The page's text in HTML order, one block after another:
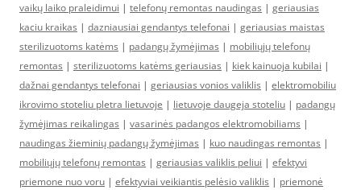
vaikų laiko praleidimui | telefonų remontas naudingas | geriausias
kaciu kraikas | dazniausiai gendantys telefonai | geriausias maistas
sterilizuotoms katėms | padangų žymėjimas | mobiliųjų telefonų
remontas | sterilizuotoms katėms geriausias | kiek kainuoja kubilai |
dažnai gendantys telefonai | geriausias vonios valiklis | elektromobiliu
ikrovimo stoteliu pletra lietuvoje | lietuvoje daugeja stoteliu | padangų
žymėjimas reikalingas | vasarinės padangos elektromobiliams |
naudingas žieminių padangų žymėjimas | kuo naudingas remontas |
mobiliųjų telefonų remontas | geriausias valiklis peliui | efektyvi
priemone nuo voru | efektyviai veikiantis pelėsio valiklis | priemonė